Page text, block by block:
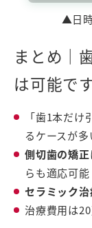
▲日
まとめ｜
は可能で
「歯1本だ
るケースが多
側切歯の矯正
らも適応可能
セラミック
治療費用は